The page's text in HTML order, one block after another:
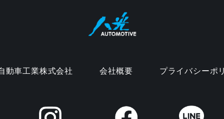
動車工業株式会社 会社概要 プライバシーポ